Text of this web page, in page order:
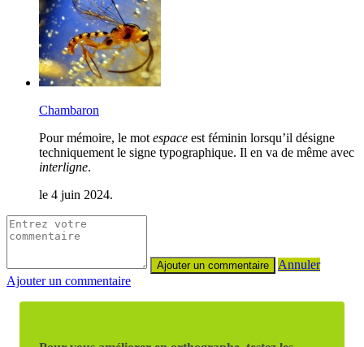
Chambaron
Pour mémoire, le mot espace est féminin lorsqu’il désigne
techniquement le signe typographique. Il en va de même avec
interligne.
le 4 juin 2024.
Annuler
Ajouter un commentaire